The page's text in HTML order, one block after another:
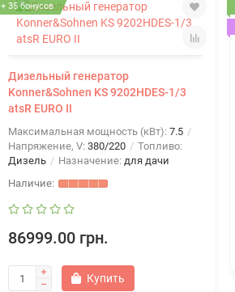
+ 35 бонусов
Дизельный генератор
Konner&Sohnen KS 9202HDES-1/3
atsR EURO II
Максимальная мощность (кВт): 7.5
Напряжение, V: 380/220
Топливо:
Дизель
Назначение: для дачи
86999.00 грн.
Купить